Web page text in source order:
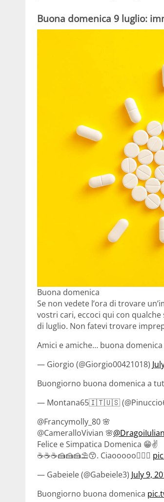
Buona domenica 9 luglio:
Buona domenica
Se non vedete l’ora di trovare
vostri cari, eccoci qui con
di luglio. Non fatevi trovare
Amici e amiche… buona
— Giorgio (@Giorgio00421018)
Buongiorno buona domenica a
— Montana65🇮🇹🇺🇸
@Francymolly_80 🌸
@CameralloVivian 🌸
Felice e Simpatica Domenica 😁✌️
☕️☕️☕️🍰🍰🍰⛱😙. Ciaooooo🙋🏻‍♂️
— Gabeiele (@Gabeiele3) July 9,
Buongiorno buona domenica